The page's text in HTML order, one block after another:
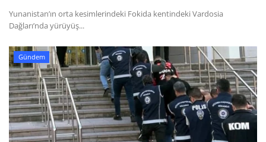
Yunanistan’ın orta kesimlerindeki Fokida kentindeki Vardosia
Dağları’nda yürüyüş...
Gündem